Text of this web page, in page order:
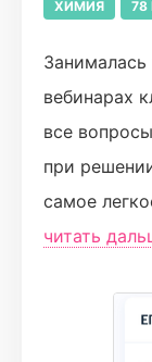
Будущие
ХИМИЯ 78
вебинарах
все
при
самое
очень
читать